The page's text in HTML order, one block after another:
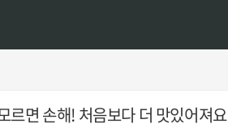
르면 손해! 처음보다 더 맛있어져요